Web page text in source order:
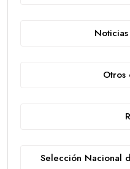
Otros
Selección Nacional